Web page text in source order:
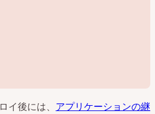
イ後には、 アプリケーションの継